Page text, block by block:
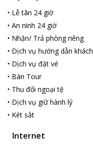
• Lễ tân 24 giờ
• An ninh 24 giờ
• Nhận/ Trả phòng riêng
• Dịch vụ hướng dẫn khách
• Dịch vụ đặt vé
• Bàn Tour
• Thu đổi ngoại tệ
• Dịch vụ giữ hành lý
• Két sắt
Internet